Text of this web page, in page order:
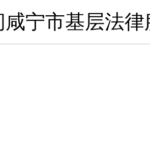
咸宁市基层法